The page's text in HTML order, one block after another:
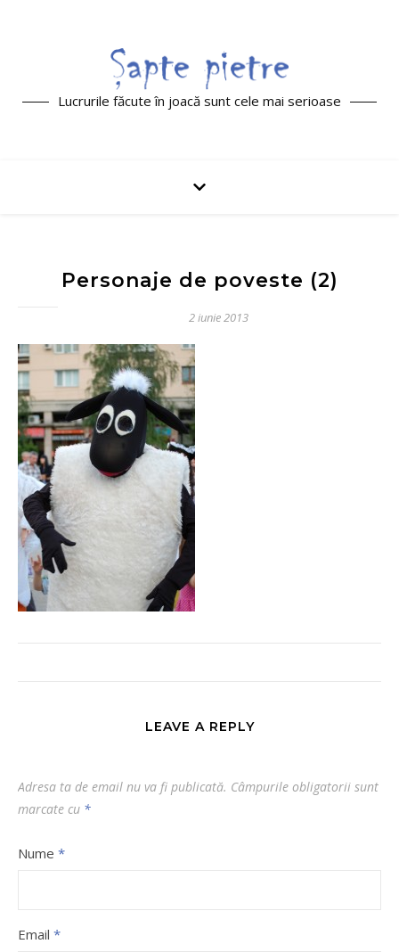
Lucrurile făcute în joacă sunt cele mai serioase
Personaje de poveste (2)
2 iunie 2013
LEAVE A REPLY
Adresa ta de email nu va fi publicată. Câmpurile obligatorii sunt
marcate cu *
Nume *
Email *